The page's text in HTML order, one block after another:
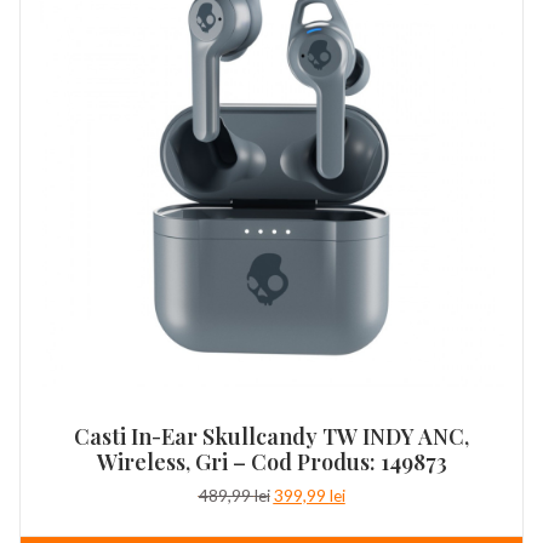
Casti In-Ear Skullcandy TW INDY ANC,
Wireless, Gri – Cod Produs: 149873
489,99lei Prețul
399,99 leiPrețul